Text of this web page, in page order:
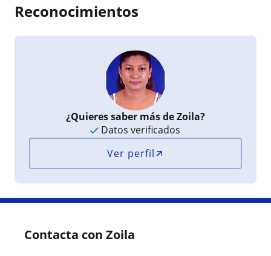
Reconocimientos
¿Quieres saber más de Zoila?
Datos verificados
Ver perfil
Contacta con Zoila